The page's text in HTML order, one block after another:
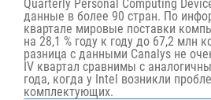
Quarterly Personal Computing
данные в более 90 стран. По
квартале мировые поставки
на 28,1 % году к году до 67,2 млн
разница с данными Canalys не
IV квартал сравнимы с
года, когда у Intel возникли
комплектующих.